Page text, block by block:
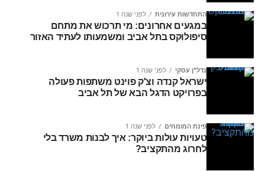
התחדשות עירונית לפני שנה 1
במגעים אחרונים: מי תרכוש את מתחם
סיפולוקס בתל אביב ומשמעותו לעתיד האזור
נדל"ן עסקי לפני שנה 1
ישראל קנדה וצ'ק פוינט משתפות פעולה
בפרויקט הדגל הבא של תל אביב
פינת המומחים לפני שנה 1
טעויות עולות ביוקר: איך לבנות משרד בלי
לחרוג מהתקציב?